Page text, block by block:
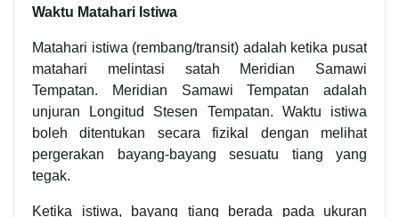
Waktu Matahari Istiwa
Matahari istiwa (rembang/transit) adalah ketika pusat
matahari melintasi satah Meridian Samawi
Tempatan. Meridian Samawi Tempatan adalah
unjuran Longitud Stesen Tempatan. Waktu istiwa
boleh ditentukan secara fizikal dengan melihat
pergerakan bayang-bayang sesuatu tiang yang
tegak.
Ketika istiwa, bayang tiang berada pada ukuran